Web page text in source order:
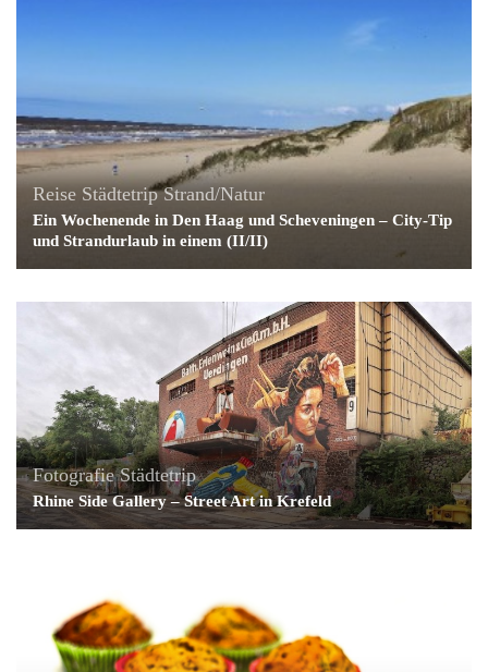
Reise Städtetrip Strand/Natur
Ein Wochenende in Den Haag und Scheveningen – City-Tip
und Strandurlaub in einem (II/II)
Fotografie Städtetrip
Rhine Side Gallery – Street Art in Krefeld